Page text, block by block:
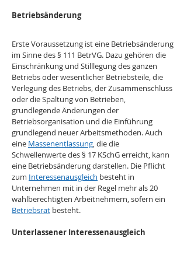
Betriebsänderung
Erste Voraussetzung ist eine Betriebsänderung
im Sinne des § 111 BetrVG. Dazu gehören die
Einschränkung und Stilllegung des ganzen
Betriebs oder wesentlicher Betriebsteile, die
Verlegung des Betriebs, der Zusammenschluss
oder die Spaltung von Betrieben,
grundlegende Änderungen der
Betriebsorganisation und die Einführung
grundlegend neuer Arbeitsmethoden. Auch
eine Massenentlassung, die die
Schwellenwerte des § 17 KSchG erreicht, kann
eine Betriebsänderung darstellen. Die Pflicht
zum Interessenausgleich besteht in
Unternehmen mit in der Regel mehr als 20
wahlberechtigten Arbeitnehmern, sofern ein
Betriebsrat besteht.
Unterlassener Interessenausgleich